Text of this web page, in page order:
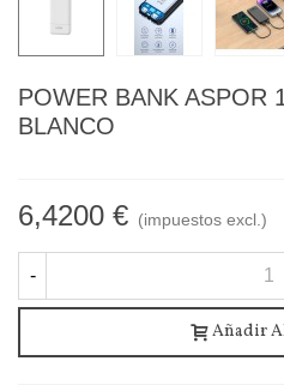
POWER BANK ASPOR
BLANCO
6,4200 € (impuestos excl.)
-
Añadir